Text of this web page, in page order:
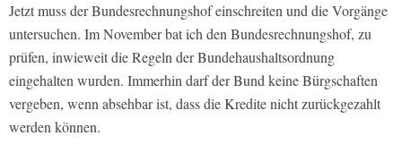
Jetzt muss der Bundesrechnungshof einschreiten und die Vorgänge
untersuchen. Im November bat ich den Bundesrechnungshof, zu
prüfen, inwieweit die Regeln der Bundehaushaltsordnung
eingehalten wurden. Immerhin darf der Bund keine Bürgschaften
vergeben, wenn absehbar ist, dass die Kredite nicht zurückgezahlt
werden können.